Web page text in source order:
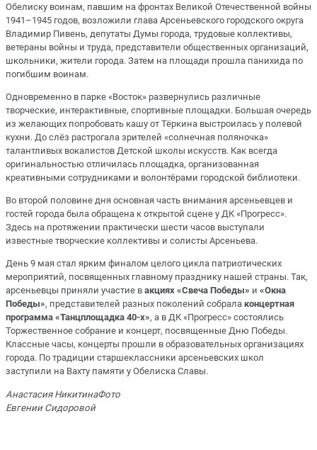
Обелиску воинам, павшим на фронтах Великой Отечественной войны
1941–1945 годов, возложили глава Арсеньевского городского округа
Владимир Пивень, депутаты Думы города, трудовые коллективы,
ветераны войны и труда, представители общественных организаций,
школьники, жители города. Затем на площади прошла панихида по
погибшим воинам.
Одновременно в парке «Восток» развернулись различные
творческие, интерактивные, спортивные площадки. Большая очередь
из желающих попробовать кашу от Тёркина выстроилась у полевой
кухни. До слёз растрогала зрителей «солнечная поляночка»
талантливых вокалистов Детской школы искусств. Как всегда
оригинальностью отличилась площадка, организованная
креативными сотрудниками и волонтёрами городской библиотеки.
Во второй половине дня основная часть внимания арсеньевцев и
гостей города была обращена к открытой сцене у ДК «Прогресс».
Здесь на протяжении практически шести часов выступали
известные творческие коллективы и солисты Арсеньева.
День 9 мая стал ярким финалом целого цикла патриотических
мероприятий, посвященных главному празднику нашей страны. Так,
арсеньевцы приняли участие в акциях «Свеча Победы» и «Окна
Победы», представителей разных поколений собрала концертная
программа «Танцплощадка 40-х», а в ДК «Прогресс» состоялись
Торжественное собрание и концерт, посвященные Дню Победы.
Классные часы, концерты прошли в образовательных организациях
города. По традиции старшеклассники арсеньевских школ
заступили на Вахту памяти у Обелиска Славы.
Анастасия НикитинаФото
Евгении Сидоровой